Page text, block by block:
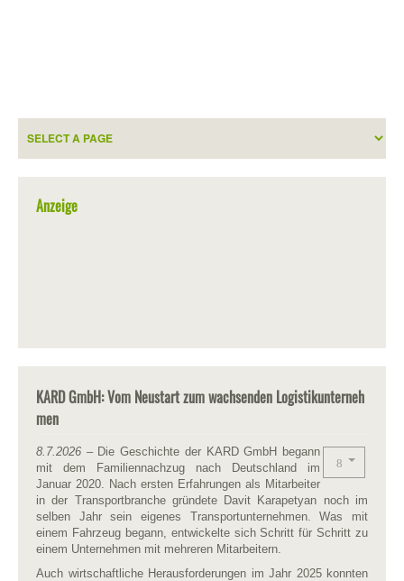
Anzeige
KARD GmbH: Vom Neustart zum wachsenden Logistikunterneh
men
8.7.2026 – Die Geschichte der KARD GmbH begann
mit dem Familiennachzug nach Deutschland im
Januar 2020. Nach ersten Erfahrungen als Mitarbeiter
in der Transportbranche gründete Davit Karapetyan noch im
selben Jahr sein eigenes Transportunternehmen. Was mit
einem Fahrzeug begann, entwickelte sich Schritt für Schritt zu
einem Unternehmen mit mehreren Mitarbeitern.
Auch wirtschaftliche Herausforderungen im Jahr 2025 konnten